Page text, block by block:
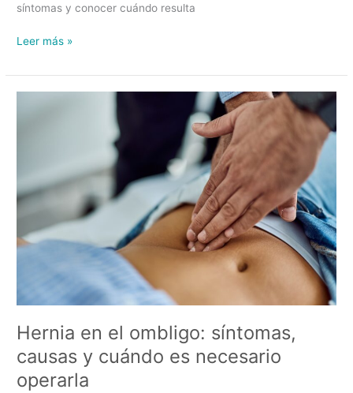
síntomas y conocer cuándo resulta
Leer más »
Hernia en el ombligo: síntomas,
causas y cuándo es necesario
operarla
causas
y
es
operarla